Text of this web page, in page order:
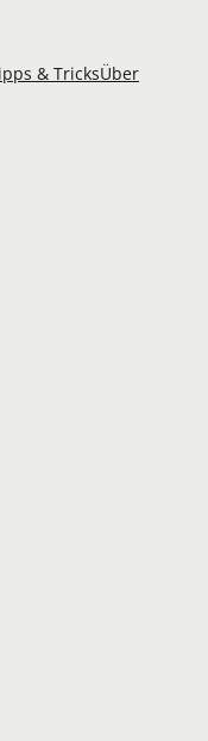
& TricksÜber